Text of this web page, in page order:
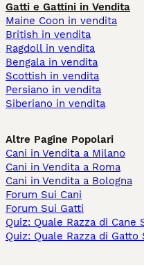
Gatti e Gattini in Vendita
Maine Coon in vendita
British in vendita
Ragdoll in vendita
Bengala in vendita
Scottish in vendita
Persiano in vendita
Siberiano in vendita
Altre Pagine Popolari
Cani in Vendita a Milano
Cani in Vendita a Roma
Cani in Vendita a Bologna
Forum Sui Cani
Forum Sui Gatti
Quiz: Quale Razza di Cane
Quiz: Quale Razza di Gatto